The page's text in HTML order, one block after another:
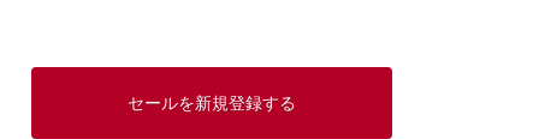
セールを新規登録する